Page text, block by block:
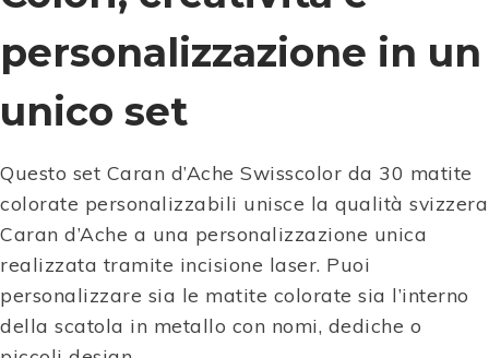
personalizzazione in un
unico set
Questo set Caran d’Ache Swisscolor da 30 matite
colorate personalizzabili unisce la qualità svizzera
Caran d’Ache a una personalizzazione unica
realizzata tramite incisione laser. Puoi
personalizzare sia le matite colorate sia l’interno
della scatola in metallo con nomi, dediche o